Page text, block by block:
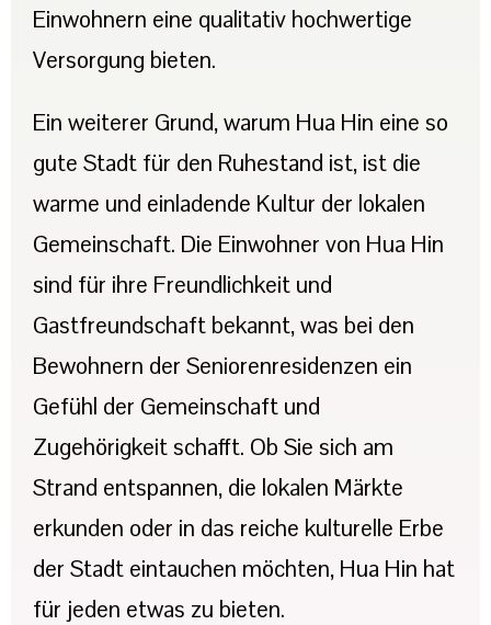
Einwohnern eine qualitativ hochwertige
Versorgung bieten.
Ein weiterer Grund, warum Hua Hin eine so
gute Stadt für den Ruhestand ist, ist die
warme und einladende Kultur der lokalen
Gemeinschaft. Die Einwohner von Hua Hin
sind für ihre Freundlichkeit und
Gastfreundschaft bekannt, was bei den
Bewohnern der Seniorenresidenzen ein
Gefühl der Gemeinschaft und
Zugehörigkeit schafft. Ob Sie sich am
Strand entspannen, die lokalen Märkte
erkunden oder in das reiche kulturelle Erbe
der Stadt eintauchen möchten, Hua Hin hat
für jeden etwas zu bieten.